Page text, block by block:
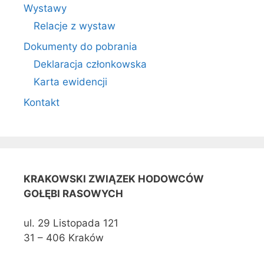
Wystawy
Relacje z wystaw
Dokumenty do pobrania
Deklaracja członkowska
Karta ewidencji
Kontakt
KRAKOWSKI ZWIĄZEK HODOWCÓW
GOŁĘBI RASOWYCH
ul. 29 Listopada 121
31 – 406 Kraków